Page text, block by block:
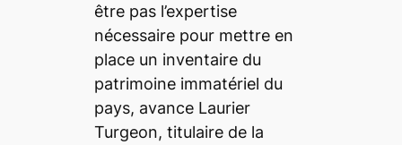
être pas l’expertise
nécessaire pour mettre en
place un inventaire du
patrimoine immatériel du
pays, avance Laurier
Turgeon, titulaire de la